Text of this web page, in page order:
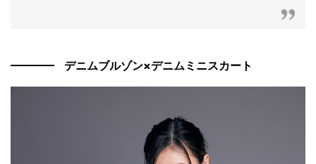
デニムブルゾン×デニムミニスカート